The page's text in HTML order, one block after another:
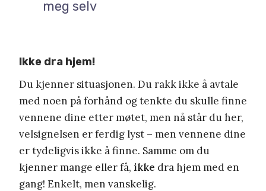
meg selv
Ikke dra hjem!
Du kjenner situasjonen. Du rakk ikke å avtale
med noen på forhånd og tenkte du skulle finne
vennene dine etter møtet, men nå står du her,
velsignelsen er ferdig lyst – men vennene dine
er tydeligvis ikke å finne. Samme om du
kjenner mange eller få, ikke dra hjem med en
gang! Enkelt, men vanskelig.